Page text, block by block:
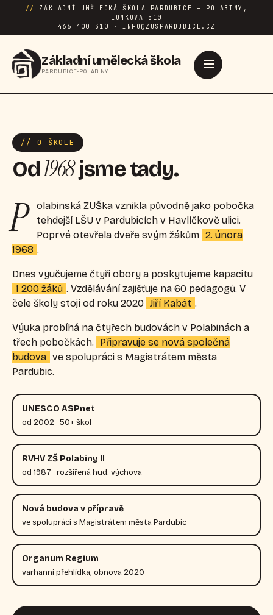
//
ZÁKLADNÍ UMĚLECKÁ ŠKOLA PARDUBICE – POLABINY,
LONKOVA 510
466 400 310 · INFO@ZUSPARDUBICE.CZ
Základní umělecká škola
PARDUBICE-POLABINY
// O ŠKOLE
Od1968jsme tady.
P
olabinská ZUŠka vznikla původně jako pobočka
tehdejší LŠU v Pardubicích v Havlíčkově ulici.
Poprvé otevřela dveře svým žákům 2. února
1968 .
Dnes vyučujeme čtyři obory a poskytujeme kapacitu
1 200 žáků . Vzdělávání zajišťuje na 60 pedagogů. V
čele školy stojí od roku 2020 Jiří Kabát .
Výuka probíhá na čtyřech budovách v Polabinách a
třech pobočkách.
Připravuje se nová společná
budova ve spolupráci s Magistrátem města
Pardubic.
UNESCO ASPnet
od 2002 · 50+ škol
RVHV ZŠ Polabiny II
od 1987 · rozšířená hud. výchova
Nová budova v přípravě
ve spolupráci s Magistrátem města Pardubic
Organum Regium
varhanní přehlídka, obnova 2020